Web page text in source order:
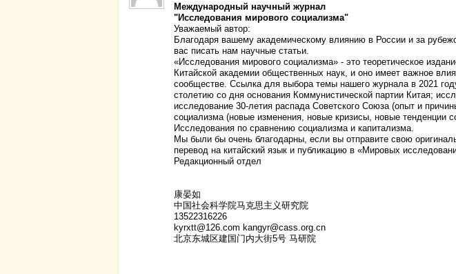
Международный научный журнал
"Исследования мирового социализма"
Уважаемый автор:
Благодаря вашему академическому влиянию в России и за
вас писать нам научные статьи.
«Исследования мирового социализма» - это теоретическое
Китайской академии общественных наук, и оно имеет важное
сообществе. Ссылка для выбора темы нашего журнала в 2021
столетию со дня основания Коммунистической партии Китая;
исследование 30-летия распада Советского Союза (опыт и
социализма (новые изменения, новые кризисы, новые тенденции
Исследования по сравнению социализма и капитализма.
Мы были бы очень благодарны, если вы отправите свою
перевод на китайский язык и публикацию в «Мировых
Редакционный отдел
康晏如
中国社会科学院马克思主义研究院
13522316226
kyrxtt@126.com kangyr@cass.org.cn
北京东城区建国门内大街5号 马研院